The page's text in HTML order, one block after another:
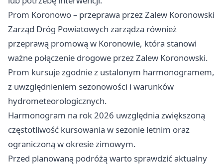
Prom Koronowo – przeprawa przez Zalew Koronowski
Zarząd Dróg Powiatowych zarządza również
przeprawą promową w Koronowie, która stanowi
ważne połączenie drogowe przez Zalew Koronowski.
Prom kursuje zgodnie z ustalonym harmonogramem,
z uwzględnieniem sezonowości i warunków
hydrometeorologicznych.
Harmonogram na rok 2026 uwzględnia zwiększoną
częstotliwość kursowania w sezonie letnim oraz
ograniczoną w okresie zimowym.
Przed planowaną podróżą warto sprawdzić aktualny